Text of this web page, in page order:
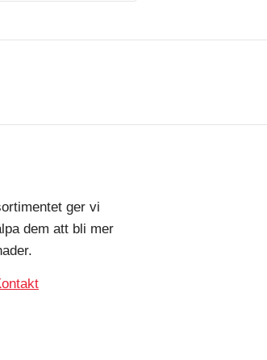
ger vi
dem att bli mer